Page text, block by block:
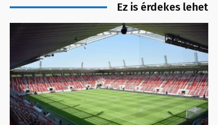
Ez is érdekes lehet